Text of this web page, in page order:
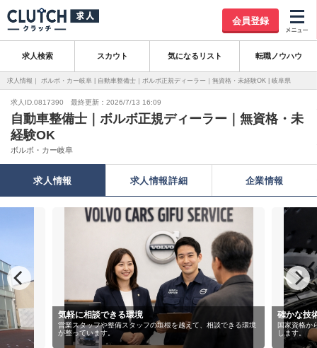
会員登録
求人検索 スカウト 気になるリスト 転職ノウハウ
求人情報｜ ボルボ・カー岐阜 | 自動車整備士｜ボルボ正規ディーラー｜無資格・未経験OK | 岐阜県
求人ID.0817390 最終更新：2026/7/13 16:09
自動車整備士｜ボルボ正規ディーラー｜無資格・未
経験OK
ボルボ・カー岐阜
求人情報 求人情報詳細 企業情報
気軽に相談できる環境
営業スタッフや整備スタッフの垣根を越えて、相談できる環境
が整っています。
確かな技
国家資格か
します。